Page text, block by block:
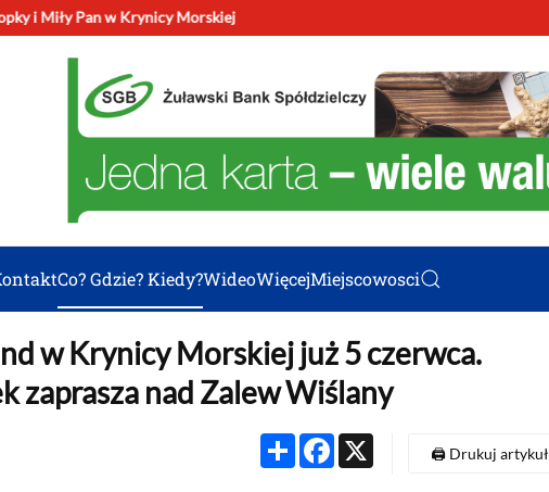
i Miły Pan w Krynicy Morskiej
Co? Gdzie? Kiedy?WideoWięcejMiejscowosci
w Krynicy Morskiej już 5 czerwca.
zaprasza nad Zalew Wiślany
Share Facebook
🖨️ Drukuj artykuł